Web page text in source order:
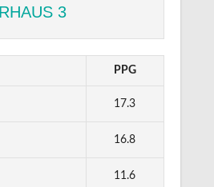
3
PPG
17.3
16.8
11.6